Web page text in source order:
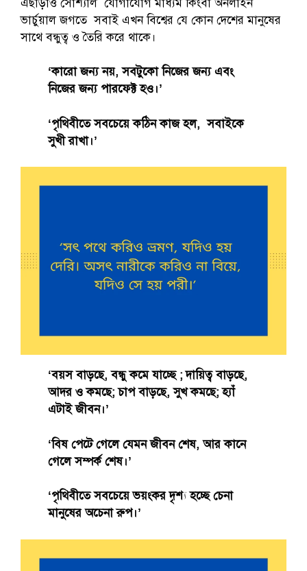
ভার্চুয়াল জগতে সবাই এখন বিশ্বের যে কোন দেশের মানুষের
সাথে বন্ধুত্ব ও তৈরি করে থাকে।
‘কারো জন্য নয়, সবটুকো নিজের জন্য এবং
নিজের জন্য পারফেক্ট হও।’
‘পৃথিবীতে সবচেয়ে কঠিন কাজ হল, সবাইকে
সুখী রাখা।’
‘বয়স বাড়ছে, বন্ধু কমে যাচ্ছে ; দায়িত্ব বাড়ছে,
আদর ও কমছে; চাপ বাড়ছে, সুখ কমছে; হ্যাঁ
এটাই জীবন।’
‘বিষ পেটে গেলে যেমন জীবন শেষ, আর কানে
গেলে সম্পর্ক শেষ।’
‘পৃথিবীতে সবচেয়ে ভয়ংকর দৃশ্য হচ্ছে চেনা
মানুষের অচেনা রুপ।’